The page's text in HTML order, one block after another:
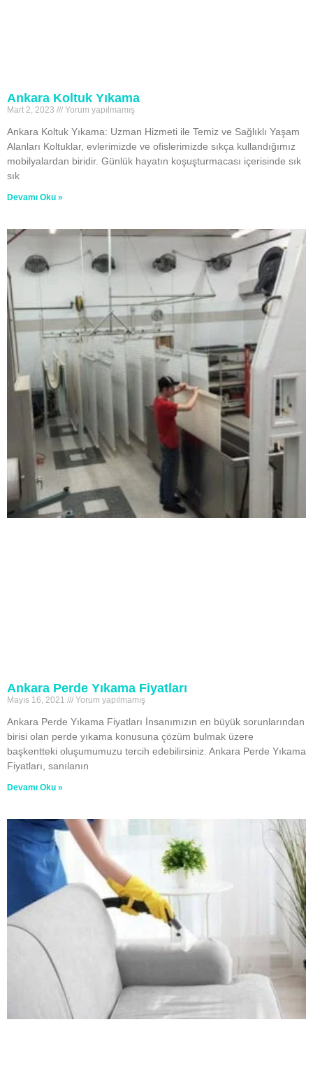
Ankara Koltuk Yıkama
Mart 2, 2023 Yorum yapılmamış
Ankara Koltuk Yıkama: Uzman Hizmeti ile Temiz ve Sağlıklı Yaşam
Alanları Koltuklar, evlerimizde ve ofislerimizde sıkça kullandığımız
mobilyalardan biridir. Günlük hayatın koşuşturmacası içerisinde sık
sık
Devamı Oku »
Ankara Perde Yıkama Fiyatları
Mayıs 16, 2021 Yorum yapılmamış
Ankara Perde Yıkama Fiyatları İnsanımızın en büyük sorunlarından
birisi olan perde yıkama konusuna çözüm bulmak üzere
başkentteki oluşumumuzu tercih edebilirsiniz. Ankara Perde Yıkama
Fiyatları, sanılanın
Devamı Oku »